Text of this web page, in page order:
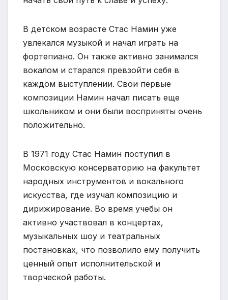
В детском возрасте Стас Намин уже
увлекался музыкой и начал играть на
фортепиано. Он также активно занимался
вокалом и старался превзойти себя в
каждом выступлении. Свои первые
композиции Намин начал писать еще
школьником и они были восприняты очень
положительно.
В 1971 году Стас Намин поступил в
Московскую консерваторию на факультет
народных инструментов и вокального
искусства, где изучал композицию и
дирижирование. Во время учебы он
активно участвовал в концертах,
музыкальных шоу и театральных
постановках, что позволило ему получить
ценный опыт исполнительской и
творческой работы.